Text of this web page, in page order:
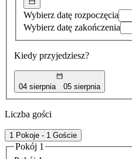
Wybierz datę rozpoczęcia
Wybierz datę zakończenia
Kiedy przyjedziesz?
04 sierpnia 05 sierpnia
Liczba gości
1 Pokoje - 1 Goście
Pokój 1